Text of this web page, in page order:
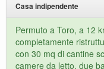
Casa indipendente
Permuto a Toro, a 12
completamente
con 30 mq di cantine
camere da letto, due